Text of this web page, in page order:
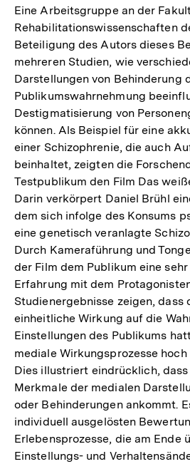
Eine Arbeitsgruppe an der
Rehabilitationswissenschaften
Beteiligung des Autors dieses
mehreren Studien, wie
Darstellungen von Behinderung
Publikumswahrnehmung
Destigmatisierung von
können. Als Beispiel für eine
einer Schizophrenie, die auch
beinhaltet, zeigten die
Testpublikum den Film Das
Darin verkörpert Daniel Brühl
dem sich infolge des Konsums
eine genetisch veranlagte
Durch Kameraführung und
der Film dem Publikum eine
Erfahrung mit dem
Studienergebnisse zeigen, dass
einheitliche Wirkung auf die
Einstellungen des Publikums
mediale Wirkungsprozesse
Dies illustriert eindrücklich,
Merkmale der medialen
oder Behinderungen ankommt.
individuell ausgelösten
Erlebensprozesse, die am Ende
Einstellungs- und